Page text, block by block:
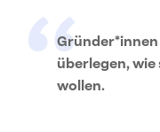
überlegen,
wollen.